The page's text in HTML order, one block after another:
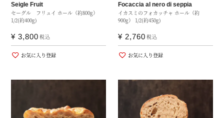
セーグル フリュイ ホール（約800g）
1/2(約400g)
Seigle Fruit
¥ 3,800 税込
お気に入り登録
イカスミのフォカッチャ ホール（約
900g） 1/2(約450g)
Focaccia al nero di seppia
¥ 2,760 税込
お気に入り登録